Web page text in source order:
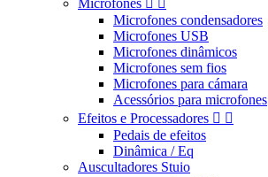
Microfones  
Microfones condensadores
Microfones USB
Microfones dinâmicos
Microfones sem fios
Microfones para cámara
Acessórios para microfones
Efeitos e Processadores  
Pedais de efeitos
Dinâmica / Eq
Auscultadores Stuio